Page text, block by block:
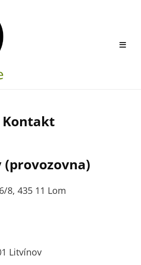
Kontakt
Puffler,
DiS.
8, 435 11 Lom
Litvínov